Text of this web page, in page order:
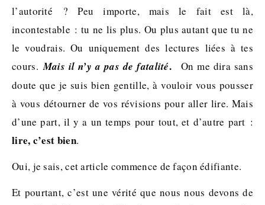
l’autorité ? Peu importe, mais le fait est là,
incontestable : tu ne lis plus. Ou plus autant que tu ne
le voudrais. Ou uniquement des lectures liées à tes
cours.Mais il n’y a pas de fatalité. On me dira sans
doute que je suis bien gentille, à vouloir vous pousser
à vous détourner de vos révisions pour aller lire. Mais
d’une part, il y a un temps pour tout, et d’autre part :
lire, c’est bien.
Oui, je sais, cet article commence de façon édifiante.
Et pourtant, c’est une vérité que nous nous devons de